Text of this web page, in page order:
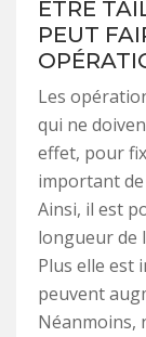
ÊTRE
PEUT
Les
qui ne
effet, pour
important
Ainsi, il est
longueur de
Plus elle est
peuvent
Néanmoins,